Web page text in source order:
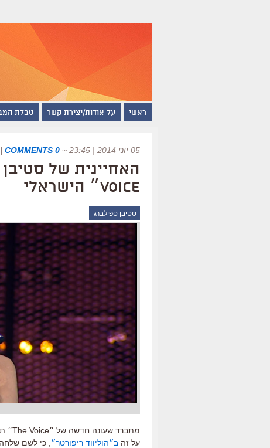
ראשי על אודות/יצירת קשר טבלת
05 יוני 2014 | 23:45 ~
0 COMMENTS
|
Voice״ הישראלי
סטיבן ספילברג
מתברר שעונה חדשה של ״The Voice״ תתחיל
על זה ב״הוליווד ריפורטר״ , כי לשם